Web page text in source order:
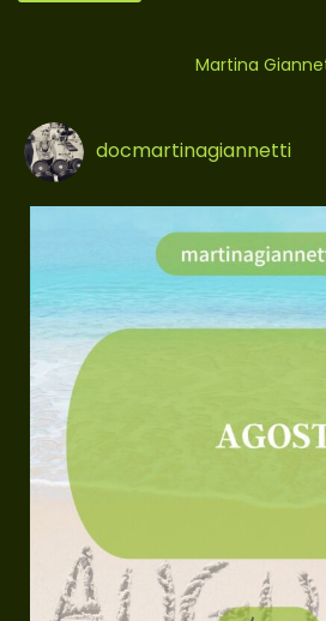
Martina
docmartinagiannetti